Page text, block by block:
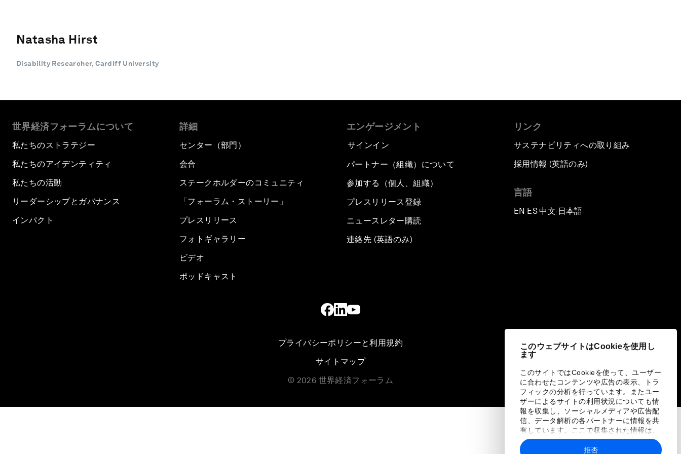
このウェブサイトはCookieを使用し
ます
このサイトではCookieを使って、ユーザー
に合わせたコンテンツや広告の表示、トラ
フィックの分析を行っています。またユー
ザーによるサイトの利用状況についても情
報を収集し、ソーシャルメディアや広告配
信、データ解析の各パートナーに情報を共
有しています。ここで収集された情報は、
ユーザーが各パートナーに提供した他の情
報や各パートナーのサービスを使用した際
拒否
Natasha Hirst
Disability Researcher, Cardiff University
世界経済フォーラムについて
私たちのストラテジー
私たちのアイデンティティ
私たちの活動
リーダーシップとガバナンス
インパクト
詳細
センター（部門）
会合
ステークホルダーのコミュニティ
「フォーラム・ストーリー」
プレスリリース
フォトギャラリー
ビデオ
ポッドキャスト
エンゲージメント
サインイン
パートナー（組織）について
参加する（個人、組織）
プレスリリース登録
ニュースレター購読
連絡先 (英語のみ)
リンク
サステナビリティへの取り組み
採用情報 (英語のみ)
言語
EN ▪ES▪中文▪ 日本語
プライバシーポリシーと利用規約
サイトマップ
© 2026 世界経済フォーラム